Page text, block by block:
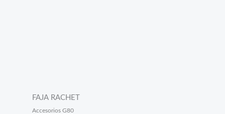
FAJA RACHET
Accesorios G80